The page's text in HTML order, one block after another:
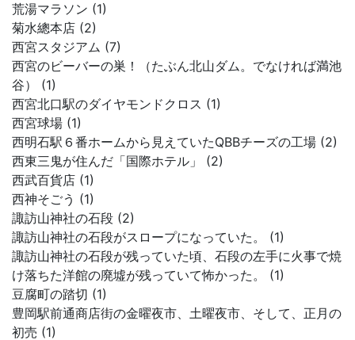
荒湯マラソン (1)
菊水總本店 (2)
西宮スタジアム (7)
西宮のビーバーの巣！（たぶん北山ダム。でなければ満池
谷） (1)
西宮北口駅のダイヤモンドクロス (1)
西宮球場 (1)
西明石駅６番ホームから見えていたQBBチーズの工場 (2)
西東三鬼が住んだ「国際ホテル」 (2)
西武百貨店 (1)
西神そごう (1)
諏訪山神社の石段 (2)
諏訪山神社の石段がスロープになっていた。 (1)
諏訪山神社の石段が残っていた頃、石段の左手に火事で焼
け落ちた洋館の廃墟が残っていて怖かった。 (1)
豆腐町の踏切 (1)
豊岡駅前通商店街の金曜夜市、土曜夜市、そして、正月の
初売 (1)